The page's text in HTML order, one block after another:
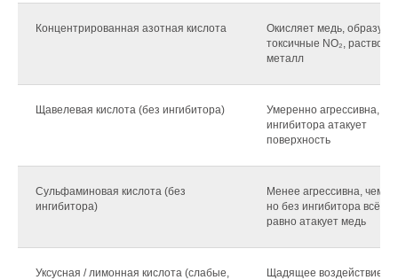
Концентрированная азотная кислота
Окисляет медь, образует
токсичные NO₂,
металл
Щавелевая кислота (без ингибитора)
Умеренно агрессивна,
ингибитора атакует
поверхность
Сульфаминовая кислота (без
ингибитора)
Менее агрессивна, чем
но без ингибитора всё
равно атакует медь
Уксусная / лимонная кислота (слабые,
Щадящее воздействие,